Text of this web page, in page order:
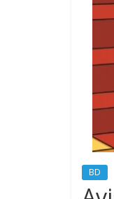
BD